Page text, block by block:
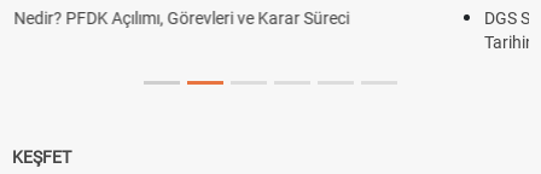
DGS Sonuçları Ne Zaman Açıklanacak 2026? ÖSYM Sonuç
KEŞFET